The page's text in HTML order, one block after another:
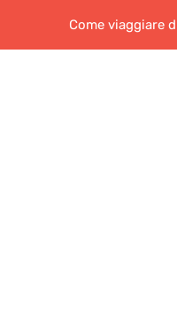
Come viaggiare